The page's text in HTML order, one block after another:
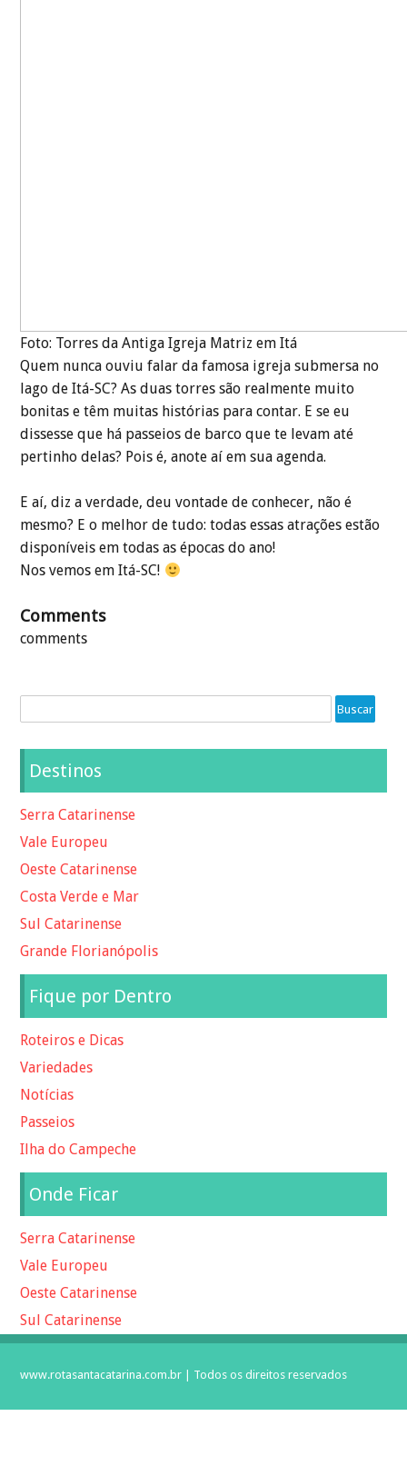
Foto: Torres da Antiga Igreja Matriz em Itá
Quem nunca ouviu falar da famosa igreja submersa no
lago de Itá-SC? As duas torres são realmente muito
bonitas e têm muitas histórias para contar. E se eu
dissesse que há passeios de barco que te levam até
pertinho delas? Pois é, anote aí em sua agenda.
E aí, diz a verdade, deu vontade de conhecer, não é
mesmo? E o melhor de tudo: todas essas atrações estão
disponíveis em todas as épocas do ano!
Nos vemos em Itá-SC!
Comments
comments
Destinos
Serra Catarinense
Vale Europeu
Oeste Catarinense
Costa Verde e Mar
Sul Catarinense
Grande Florianópolis
Fique por Dentro
Roteiros e Dicas
Variedades
Notícias
Passeios
Ilha do Campeche
Onde Ficar
Serra Catarinense
Vale Europeu
Oeste Catarinense
Sul Catarinense
www.rotasantacatarina.com.br | Todos os direitos reservados